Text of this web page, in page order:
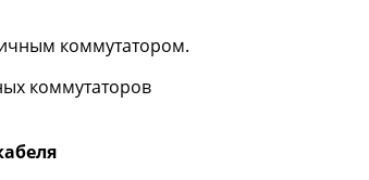
коммутатором.
коммутаторов